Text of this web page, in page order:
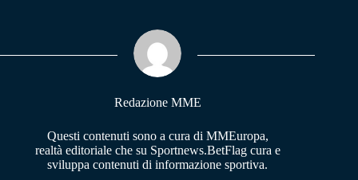
pp m
Redazione MME
Questi contenuti sono a cura di MMEuropa,
realtà editoriale che su Sportnews.BetFlag cura e
sviluppa contenuti di informazione sportiva.